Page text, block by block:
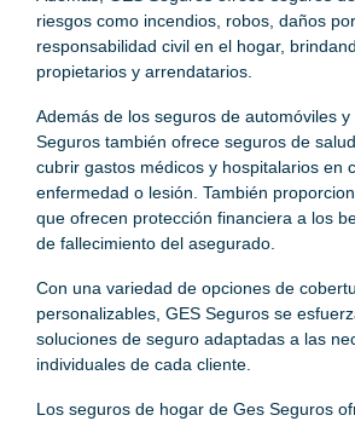
riesgos como incendios, robos, daños
responsabilidad civil en el hogar,
propietarios y arrendatarios.
Además de los seguros de automóviles y
Seguros también ofrece seguros de
cubrir gastos médicos y hospitalarios en
enfermedad o lesión. También
que ofrecen protección financiera a los
de fallecimiento del asegurado.
Con una variedad de opciones de
personalizables, GES Seguros se
soluciones de seguro adaptadas a las
individuales de cada cliente.
Los seguros de hogar de Ges Seguros